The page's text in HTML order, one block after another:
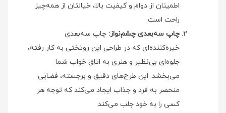
اطمینان از دوام و کیفیت بالا، خیالتان از همه‌چیز
راحت است.
چاپ سه‌بعدی چشم‌نواز: چاپ سه‌بعدی
خیره‌کننده‌ای که در طراحی این روتختی به کار رفته،
جلوه‌ای بی‌نظیر و هنری به اتاق خواب شما
می‌بخشد. این طرح‌های دقیق و برجسته، فضایی
منحصر به فرد و جذاب ایجاد می‌کند که توجه هر
کسی را به خود جلب می‌کند.